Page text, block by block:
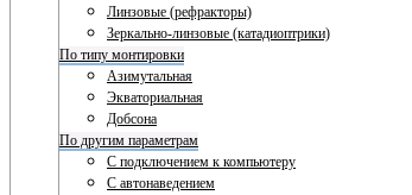
Линзовые (рефракторы)
Зеркально-линзовые (катадиоптрики)
По типу монтировки
Азимутальная
Экваториальная
Добсона
По другим параметрам
С подключением к компьютеру
С автонаведением